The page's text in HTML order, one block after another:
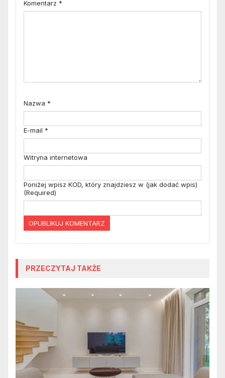
Komentarz *
Nazwa *
E-mail *
Witryna internetowa
Poniżej wpisz KOD, który znajdziesz w (jak dodać wpis)
(Required)
PRZECZYTAJ TAKŻE